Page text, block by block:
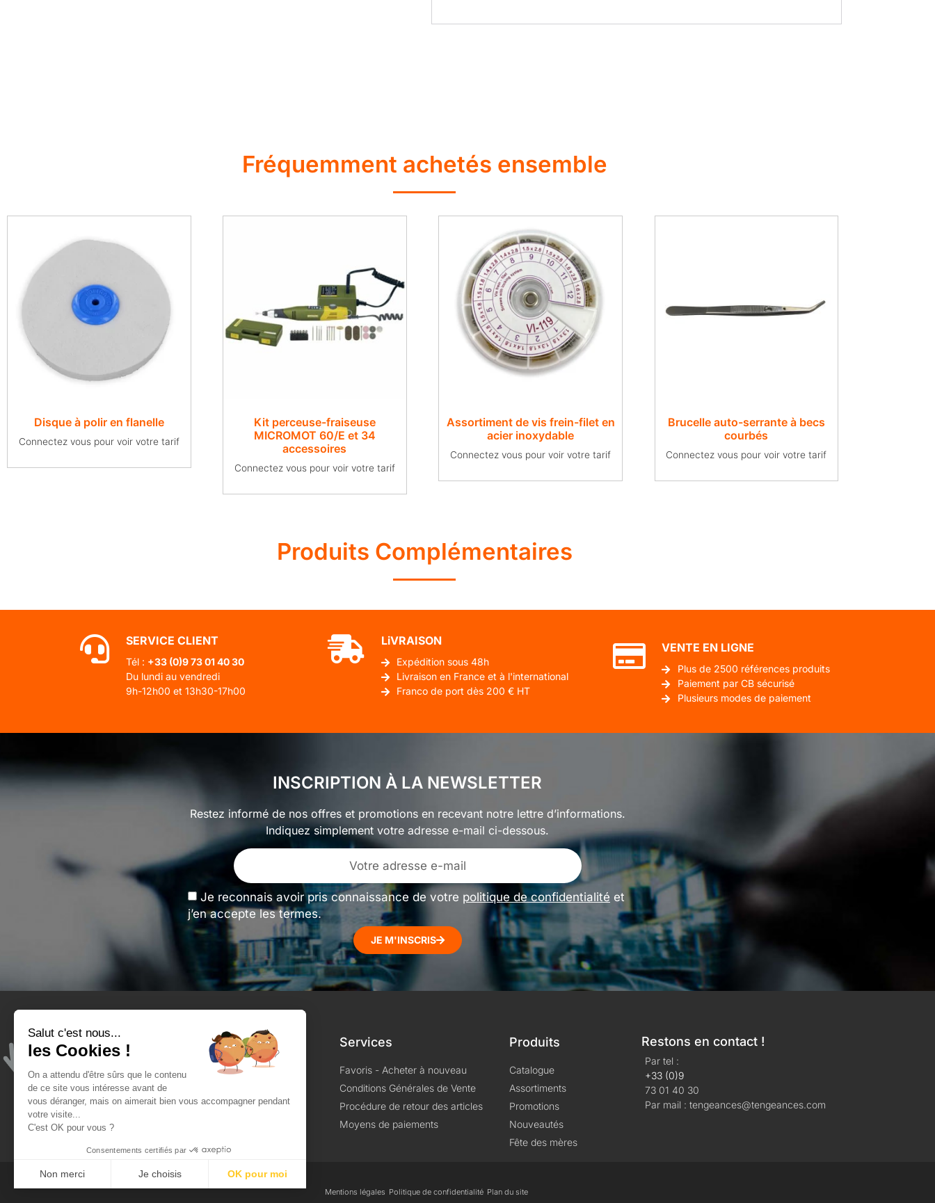
Fréquemment achetés ensemble
Disque à polir en flanelle
Connectez vous pour voir votre tarif
Kit perceuse-fraiseuse
MICROMOT 60/E et 34
accessoires
Connectez vous pour voir votre tarif
Assortiment de vis frein-filet en
acier inoxydable
Connectez vous pour voir votre tarif
Brucelle auto-serrante à becs
courbés
Connectez vous pour voir votre tarif
Produits Complémentaires
SERVICE CLIENT
Tél : +33 (0)9 73 01 40 30
Du lundi au vendredi
9h-12h00 et 13h30-17h00
LiVRAISON
Expédition sous 48h
Livraison en France et à l'international
Franco de port dès 200 € HT
VENTE EN LIGNE
Plus de 2500 références produits
Paiement par CB sécurisé
Plusieurs modes de paiement
INSCRIPTION À LA NEWSLETTER
Restez informé de nos offres et promotions en recevant notre lettre d’informations.
Indiquez simplement votre adresse e-mail ci-dessous.
Je reconnais avoir pris connaissance de votre politique de confidentialité et
j’en accepte les termes.
JE M'INSCRIS
Tengeance et moi
Qui sommes-nous ?
Blog - ateliers de l'opticien
Services
Favoris - Acheter à nouveau
Conditions Générales de Vente
Procédure de retour des articles
Moyens de paiements
Produits
Catalogue
Assortiments
Promotions
Nouveautés
Fête des mères
Restons en contact !
Par tel :
+33 (0)9
73 01 40 30
Par mail : tengeances@tengeances.com
Mentions légales Politique de confidentialité Plan du site
Salut c'est nous...
les Cookies !
On a attendu d'être sûrs que le contenu
de ce site vous intéresse avant de
vous déranger, mais on aimerait bien vous accompagner pendant
votre visite...
C'est OK pour vous ?
Consentements certifiés par
Non merci Je choisis OK pour moi
Plateforme de Gestion du Consentement : Personnalisez vos Options